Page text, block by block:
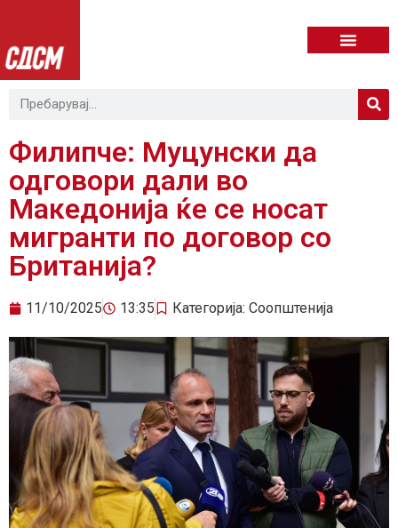
Филипче: Муцунски да
одговори дали во
Македонија ќе се носат
мигранти по договор со
Британија?
11/10/2025 13:35 Категорија: Соопштенија